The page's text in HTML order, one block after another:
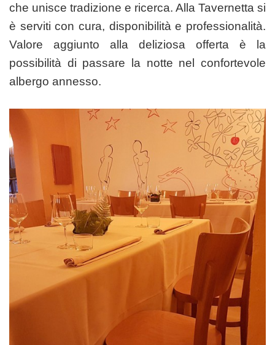
che unisce tradizione e ricerca. Alla Tavernetta si
è serviti con cura, disponibilità e professionalità.
Valore aggiunto alla deliziosa offerta è la
possibilità di passare la notte nel confortevole
albergo annesso.